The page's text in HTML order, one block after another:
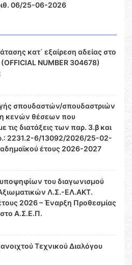
06/25-06-2026
κατ΄ εξαίρεση αδείας στο
(OFFICIAL NUMBER 304678)
σπουδαστών/σπουδαστριών
κενών θέσεων που
διατάξεις των παρ. 3.β και
2231.2-6/13092/2026/25-02-
έτους 2026-2027
του διαγωνισμού
Λ.Σ.-ΕΛ.ΑΚΤ.
2026 – Έναρξη Προθεσμίας
Α.Σ.Ε.Π.
Τεχνικού Διαλόγου